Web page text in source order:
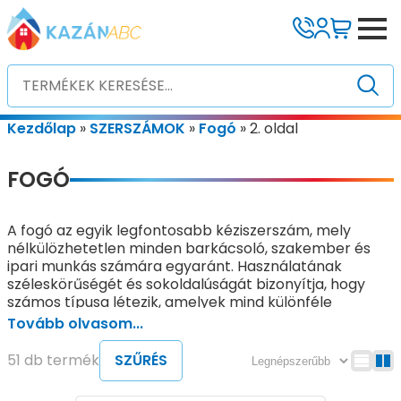
Kezdőlap » SZERSZÁMOK » Fogó »2. oldal
FOGÓ
A fogó az egyik legfontosabb kéziszerszám, mely
nélkülözhetetlen minden barkácsoló, szakember és
ipari munkás számára egyaránt. Használatának
széleskörűségét és sokoldalúságát bizonyítja, hogy
számos típusa létezik, amelyek mind különféle
munkafeladatokra specializálódtak. Ezek az eszközök
nagyban megkönnyítik a különböző szerelési, rögzítési,
vágási és fogási feladatokat, legyen szó akár
vastagabb csövek, vezetékek, huzalok, vagy apró
alkatrészek kezelhetőségéről.
Tovább olvasom...
51 db termék
SZŰRÉS